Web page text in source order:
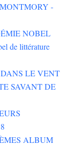
-
NOBEL
de littérature
LE VENT
SAVANT DE
ALBUM